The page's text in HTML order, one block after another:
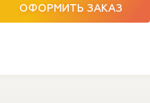
ОФОРМИТЬ ЗАКАЗ